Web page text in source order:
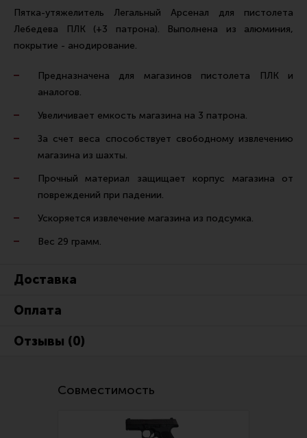
Ремни для IPSC
Стрелковые таймеры
Холощение и тренировки
Другие аксессуары IPSC
Стрелковые наушники
Кобуры
Подсумки
Перчатки
Защита головы
Тактическая медицина
Чехлы, рюкзаки, сумки
Пятка-утяжелитель Легальный Арсенал для пистолета
Лебедева ПЛК (+3 патрона). Выполнена из алюминия,
покрытие - анодирование.
Предназначена для магазинов пистолета ПЛК и
аналогов.
Увеличивает емкость магазина на 3 патрона.
За счет веса способствует свободному извлечению
магазина из шахты.
Прочный материал защищает корпус магазина от
повреждений при падении.
Ускоряется извлечение магазина из подсумка.
Вес 29 грамм.
Доставка
Оплата
Отзывы (0)
Совместимость